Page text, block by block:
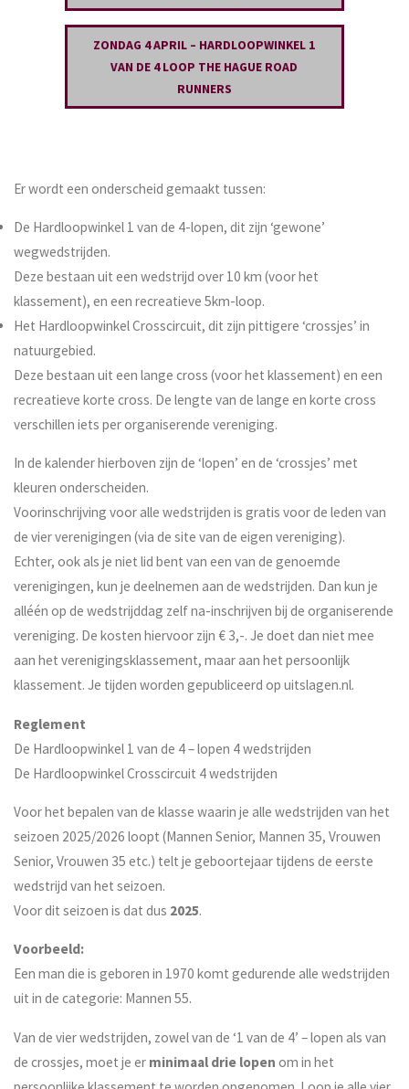
ZONDAG 4APRIL – HARDLOOPWINKEL 1
VAN DE 4 LOOP THE HAGUE ROAD
RUNNERS
Er wordt een onderscheid gemaakt tussen:
De Hardloopwinkel 1 van de 4-lopen, dit zijn ‘gewone’
wegwedstrijden.
Deze bestaan uit een wedstrijd over 10 km (voor het
klassement), en een recreatieve 5km-loop.
Het Hardloopwinkel Crosscircuit, dit zijn pittigere ‘crossjes’ in
natuurgebied.
Deze bestaan uit een lange cross (voor het klassement) en een
recreatieve korte cross. De lengte van de lange en korte cross
verschillen iets per organiserende vereniging.
In de kalender hierboven zijn de ‘lopen’ en de ‘crossjes’ met
kleuren onderscheiden.
Voorinschrijving voor alle wedstrijden is gratis voor de leden van
de vier verenigingen (via de site van de eigen vereniging).
Echter, ook als je niet lid bent van een van de genoemde
verenigingen, kun je deelnemen aan de wedstrijden. Dan kun je
alléén op de wedstrijddag zelf na-inschrijven bij de organiserende
vereniging. De kosten hiervoor zijn € 3,-. Je doet dan niet mee
aan het verenigingsklassement, maar aan het persoonlijk
klassement. Je tijden worden gepubliceerd op uitslagen.nl.
Reglement
De Hardloopwinkel 1 van de 4 – lopen 4 wedstrijden
De Hardloopwinkel Crosscircuit 4 wedstrijden
Voor het bepalen van de klasse waarin je alle wedstrijden van het
seizoen 2025/2026 loopt (Mannen Senior, Mannen 35, Vrouwen
Senior, Vrouwen 35 etc.) telt je geboortejaar tijdens de eerste
wedstrijd van het seizoen.
Voor dit seizoen is dat dus 2025.
Voorbeeld:
Een man die is geboren in 1970 komt gedurende alle wedstrijden
uit in de categorie: Mannen 55.
Van de vier wedstrijden, zowel van de ‘1 van de 4’ – lopen als van
de crossjes, moet je er minimaal drie lopen om in het